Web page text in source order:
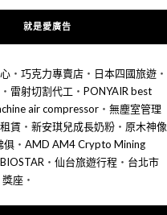
就是愛廣告
‧ 巧克力專賣店 ‧ 日本四國旅遊 ‧
‧ 雷射切割代工 ‧ PONYAIR best
air compressor ‧ 無塵室管理
賃 ‧ 新安琪兒成長奶粉 ‧ 原木神像
俱 ‧ AMD AM4 Crypto Mining
‧ 仙台旅遊行程 ‧ 台北市
獎座 ‧